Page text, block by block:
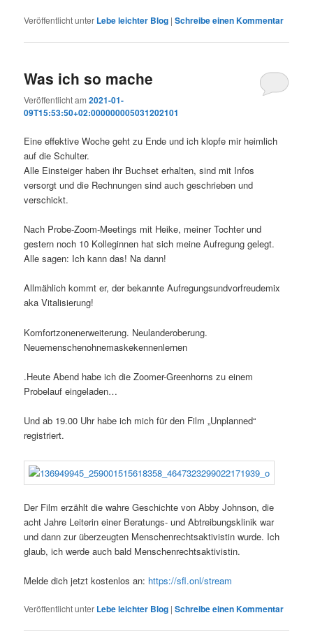
Veröffentlicht unter Lebe leichter Blog |Schreibe einen Kommentar
Was ich so mache
Veröffentlicht am2021-01-
09T15:53:50+02:000000005031202101
Eine effektive Woche geht zu Ende und ich klopfe mir heimlich
auf die Schulter.
Alle Einsteiger haben ihr Buchset erhalten, sind mit Infos
versorgt und die Rechnungen sind auch geschrieben und
verschickt.
Nach Probe-Zoom-Meetings mit Heike, meiner Tochter und
gestern noch 10 Kolleginnen hat sich meine Aufregung gelegt.
Alle sagen: Ich kann das! Na dann!
Allmählich kommt er, der bekannte Aufregungsundvorfreudemix
aka Vitalisierung!
Komfortzonenerweiterung. Neulanderoberung.
Neuemenschenohnemaskekennenlernen
.Heute Abend habe ich die Zoomer-Greenhorns zu einem
Probelauf eingeladen…
Und ab 19.00 Uhr habe ich mich für den Film „Unplanned“
registriert.
Der Film erzählt die wahre Geschichte von Abby Johnson, die
acht Jahre Leiterin einer Beratungs- und Abtreibungsklinik war
und dann zur überzeugten Menschenrechtsaktivistin wurde. Ich
glaub, ich werde auch bald Menschenrechtsaktivistin.
Melde dich jetzt kostenlos an: https://sfl.onl/stream
Veröffentlicht unter Lebe leichter Blog |Schreibe einen Kommentar